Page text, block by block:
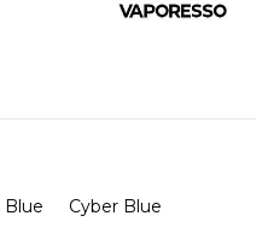
Blue
Cyber Blue